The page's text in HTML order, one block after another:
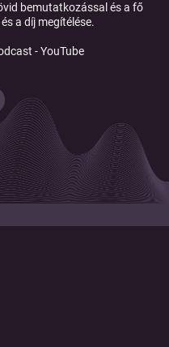
bemutatkozással és a fő
a díj megítélése.
- YouTube